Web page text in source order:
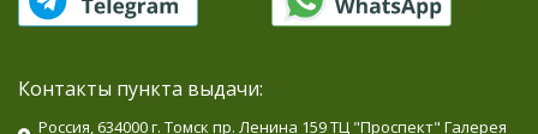
Контакты пункта выдачи:
Россия, 634000 г. Томск пр. Ленина 159 ТЦ "Проспект" Галерея